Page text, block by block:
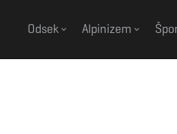
Odsek Alpinizem